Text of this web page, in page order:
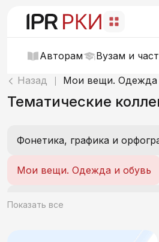
Авторам Вузам и
Назад Мои вещи. Одежда
Тематические
Фонетика, графика и
Мои вещи. Одежда и обувь
Показать все